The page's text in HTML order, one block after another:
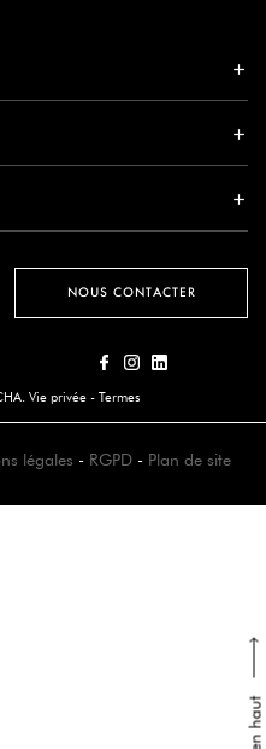
NOUS CONTACTER
Vie privée - Termes
légales - RGPD - Plan de site